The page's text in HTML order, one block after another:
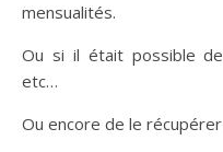
mensualités.
Ou si il était possible
etc…
Ou encore de le